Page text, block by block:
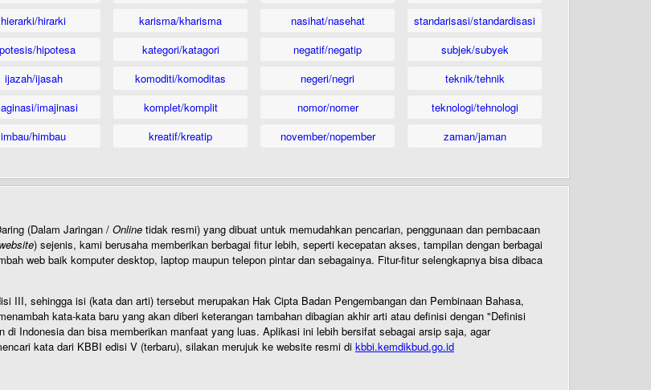
hierarki/hirarki
hipotesa
ijazah/ijasah
imajinasi
imbau/himbau
karisma/kharisma
kategori/katagori
komoditi/komoditas
komplet/komplit
kreatif/kreatip
nasihat/nasehat
negatif/negatip
negeri/negri
nomor/nomer
november/nopember
standarisasi/standardisasi
subjek/subyek
teknik/tehnik
teknologi/tehnologi
zaman/jaman
(Dalam Jaringan / Online tidak resmi) yang dibuat untuk memudahkan pencarian, penggunaan dan pembacaan
website) sejenis, kami berusaha memberikan berbagai fitur lebih, seperti kecepatan akses, tampilan dengan berbagai
web baik komputer desktop, laptop maupun telepon pintar dan sebagainya. Fitur-fitur selengkapnya bisa dibaca
III, sehingga isi (kata dan arti) tersebut merupakan Hak Cipta Badan Pengembangan dan Pembinaan Bahasa,
kata-kata baru yang akan diberi keterangan tambahan dibagian akhir arti atau definisi dengan "Definisi
Indonesia dan bisa memberikan manfaat yang luas. Aplikasi ini lebih bersifat sebagai arsip saja, agar
kata dari KBBI edisi V (terbaru), silakan merujuk ke website resmi di kbbi.kemdikbud.go.id